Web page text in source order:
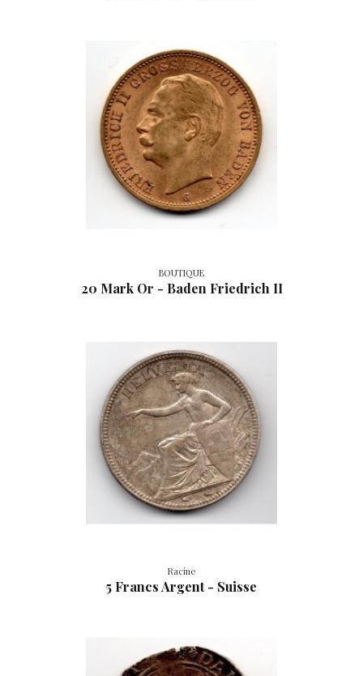
BOUTIQUE
20 Mark Or - Baden Friedrich II
Racine
5 Francs Argent - Suisse